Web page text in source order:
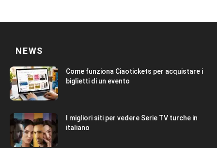
NEWS
Come funziona Ciaotickets per acquistare i
biglietti di un evento
I migliori siti per vedere Serie TV turche in
italiano